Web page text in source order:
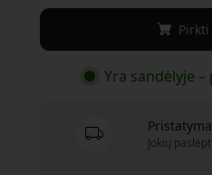
Yra sandėlyje
Jokių